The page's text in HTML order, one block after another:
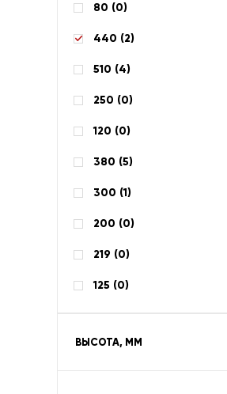
80 (0)
440 (2)
510 (4)
250 (0)
120 (0)
380 (5)
300 (1)
200 (0)
219 (0)
125 (0)
ВЫСОТА, ММ